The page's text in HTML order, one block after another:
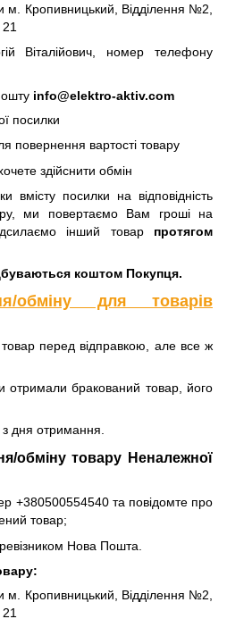
м. Кропивницький, Відділення №2,
Віталійович, номер телефону
info@elektro-aktiv.com
посилки
повернення вартості товару
здійснити обмін
вмісту посилки на відповідність
ми повертаємо Вам гроші на
інший товар протягом
коштом Покупця.
обміну для товарів
перед відправкою, але все ж
отримали бракований товар, його
з дня отримання.
обміну товару Неналежної
+380500554540 та повідомте про
товар;
Нова Пошта.
м. Кропивницький, Відділення №2,